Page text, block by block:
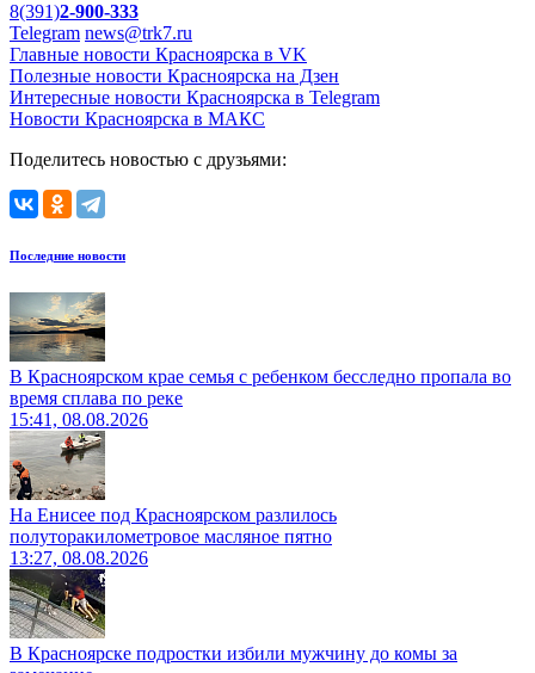
8(391)2-900-333
Telegram news@trk7.ru
Главные новости Красноярска в VK
Полезные новости Красноярска на Дзен
Интересные новости Красноярска в Telegram
Новости Красноярска в МАКС
Поделитесь новостью с друзьями:
Последние новости
В Красноярском крае семья с ребенком бесследно пропала во
время сплава по реке
15:41, 08.08.2026
На Енисее под Красноярском разлилось
полуторакилометровое масляное пятно
13:27, 08.08.2026
В Красноярске подростки избили мужчину до комы за